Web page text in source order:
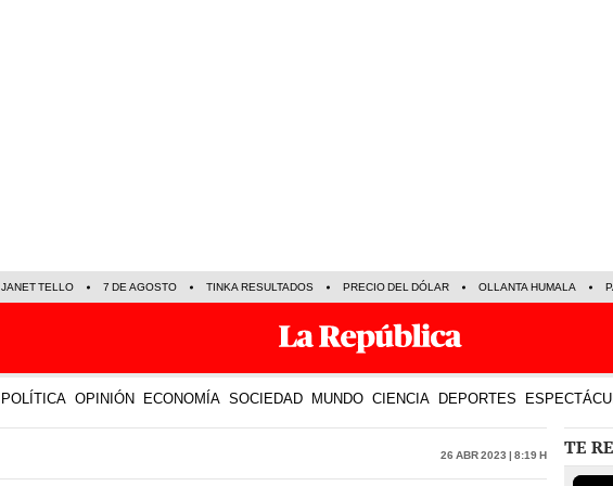
JANET TELLO 7 DE AGOSTO TINKA RESULTADOS PRECIO DEL DÓLAR OLLANTA HUMALA
POLÍTICA OPINIÓN ECONOMÍA SOCIEDAD MUNDO CIENCIA DEPORTES
26 Abr 2023 | 8:19 h TE